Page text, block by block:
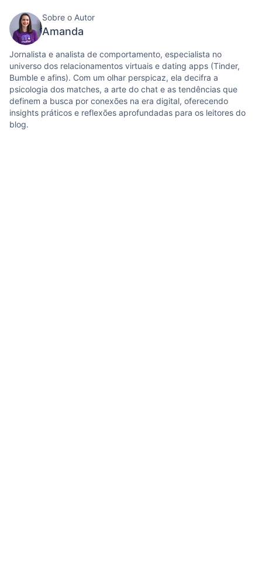
Sobre o Autor
Amanda
Jornalista e analista de comportamento, especialista no
universo dos relacionamentos virtuais e dating apps (Tinder,
Bumble e afins). Com um olhar perspicaz, ela decifra a
psicologia dos matches, a arte do chat e as tendências que
definem a busca por conexões na era digital, oferecendo
insights práticos e reflexões aprofundadas para os leitores do
blog.